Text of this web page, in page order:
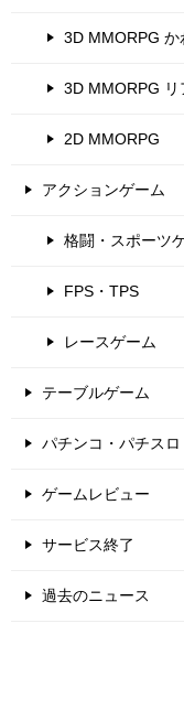
3D MMORPG か
3D MMORPG リ
2D MMORPG
アクションゲーム
格闘・スポーツ
FPS・TPS
レースゲーム
テーブルゲーム
パチンコ・パチスロ
ゲームレビュー
サービス終了
過去のニュース